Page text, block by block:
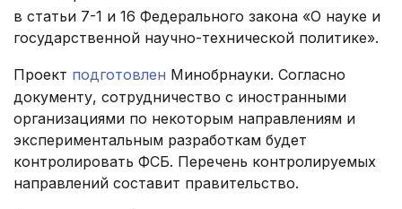
в статьи 7-1 и 16 Федерального закона «О науке и
государственной научно-технической политике».
Проект подготовлен Минобрнауки. Согласно
документу, сотрудничество с иностранными
организациями по некоторым направлениям и
экспериментальным разработкам будет
контролировать ФСБ. Перечень контролируемых
направлений составит правительство.